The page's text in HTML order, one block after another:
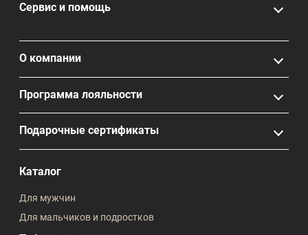
Сервис и помощь
О компании
Программа лояльности
Подарочные сертификаты
Каталог
Для мужчин
Для мальчиков и подростков